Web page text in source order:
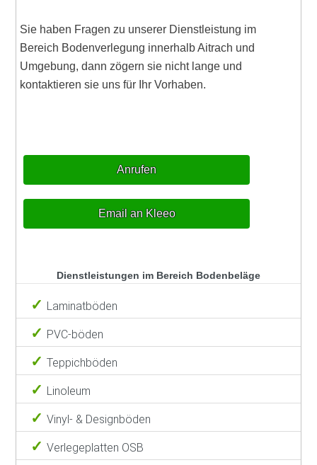
Sie haben Fragen zu unserer Dienstleistung im
Bereich Bodenverlegung innerhalb Aitrach und
Umgebung, dann zögern sie nicht lange und
kontaktieren sie uns für Ihr Vorhaben.
Anrufen
Email an Kleeo
Dienstleistungen im Bereich Bodenbeläge
Laminatböden
PVC-böden
Teppichböden
Linoleum
Vinyl- & Designböden
Verlegeplatten OSB